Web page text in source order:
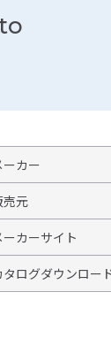
ーカー
売元
ーカーサイト
タログダウンロー